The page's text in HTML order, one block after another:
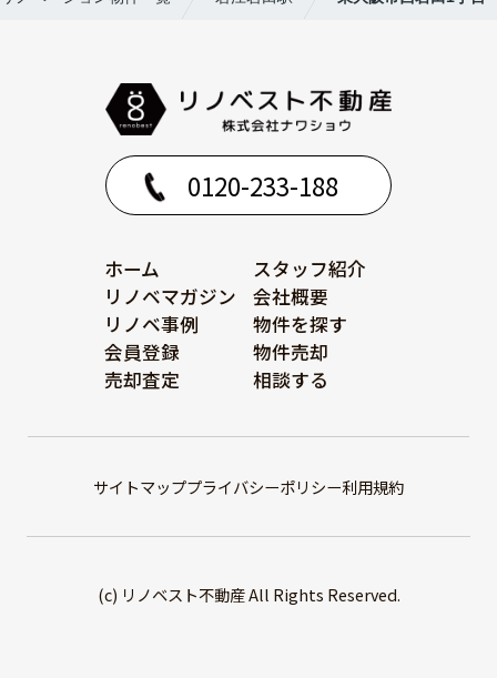
0120-233-188
ホーム
スタッフ紹介
リノベマガジン
会社概要
リノベ事例
物件を探す
会員登録
物件売却
売却査定
相談する
サイトマッププライバシーポリシー利用規約
(c) リノベスト不動産 All Rights Reserved.